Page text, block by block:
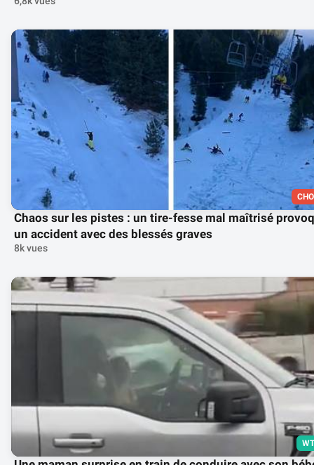
Chaos sur les pistes : un tire-fesse mal maîtrisé
un accident avec des blessés graves
8k vues